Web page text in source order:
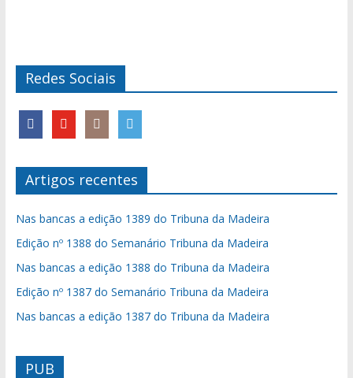
Redes Sociais
Artigos recentes
Nas bancas a edição 1389 do Tribuna da Madeira
Edição nº 1388 do Semanário Tribuna da Madeira
Nas bancas a edição 1388 do Tribuna da Madeira
Edição nº 1387 do Semanário Tribuna da Madeira
Nas bancas a edição 1387 do Tribuna da Madeira
PUB